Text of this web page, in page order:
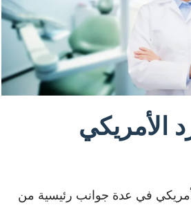
الأمريكي
في عدة جوانب رئيسية من